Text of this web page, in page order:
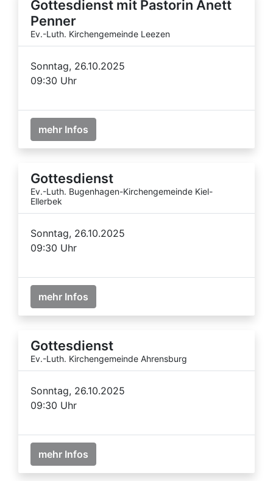
Gottesdienst mit Pastorin Anett
Penner
Ev.-Luth. Kirchengemeinde Leezen
Sonntag, 26.10.2025
09:30 Uhr
mehr Infos
Gottesdienst
Ev.-Luth. Bugenhagen-Kirchengemeinde Kiel-
Ellerbek
Sonntag, 26.10.2025
09:30 Uhr
mehr Infos
Gottesdienst
Ev.-Luth. Kirchengemeinde Ahrensburg
Sonntag, 26.10.2025
09:30 Uhr
mehr Infos